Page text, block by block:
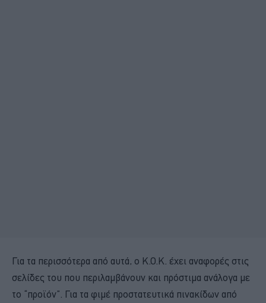
Για τα περισσότερα από αυτά, ο Κ.Ο.Κ. έχει αναφορές στις
σελίδες του που περιλαμβάνουν και πρόστιμα ανάλογα με
το “προϊόν”. Για τα φιμέ προστατευτικά πινακίδων από